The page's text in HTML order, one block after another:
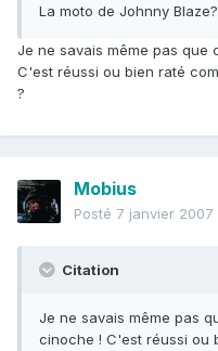
La moto de Johnny Blaze?
Je ne savais même pas que
C'est réussi ou bien raté
?
Mobius
Posté 7 janvier 2007
Citation
Je ne savais même pas
cinoche ! C'est réussi ou